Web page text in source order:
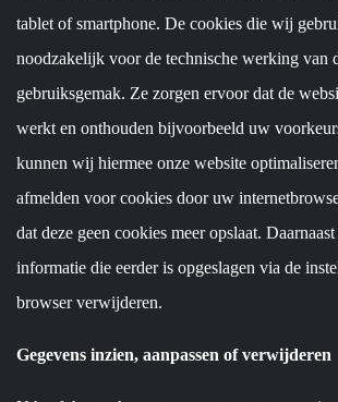
tablet of smartphone. De cookies die wij
noodzakelijk voor de technische werking van
gebruiksgemak. Ze zorgen ervoor dat de
werkt en onthouden bijvoorbeeld uw
kunnen wij hiermee onze website
afmelden voor cookies door uw
dat deze geen cookies meer opslaat.
informatie die eerder is opgeslagen via de
browser verwijderen.
Gegevens inzien, aanpassen of verwijderen